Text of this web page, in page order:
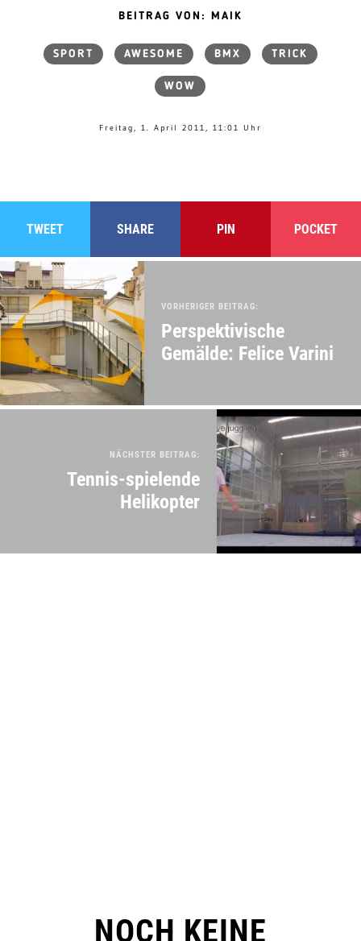
BEITRAG VON: MAIK
SPORT AWESOME BMX TRICK
WOW
Freitag, 1. April 2011, 11:01 Uhr
TWEET SHARE PIN POCKET
VORHERIGER BEITRAG:
Perspektivische
Gemälde: Felice Varini
NÄCHSTER BEITRAG:
Tennis-spielende
Helikopter
NOCH KEINE